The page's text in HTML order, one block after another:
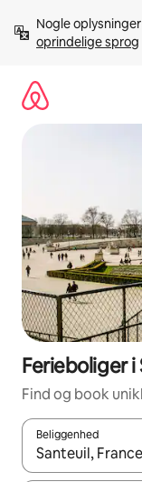
videre
Nogle
oprindelige sprog
Ferieboliger i
Find og book
Beliggenhed
Når resultaterne